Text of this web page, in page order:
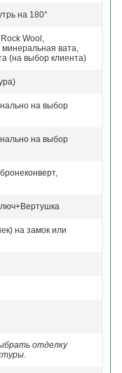
на 180°
Wool,
вата,
(на выбор клиента)
на выбор
на выбор
на замок или
отделку